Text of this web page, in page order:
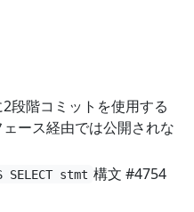
段階コミットを使用する
ース経由では公開されな
SELECT stmt 構文 #4754